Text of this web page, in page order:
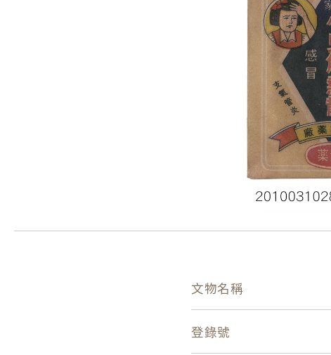
文物名稱
登錄號